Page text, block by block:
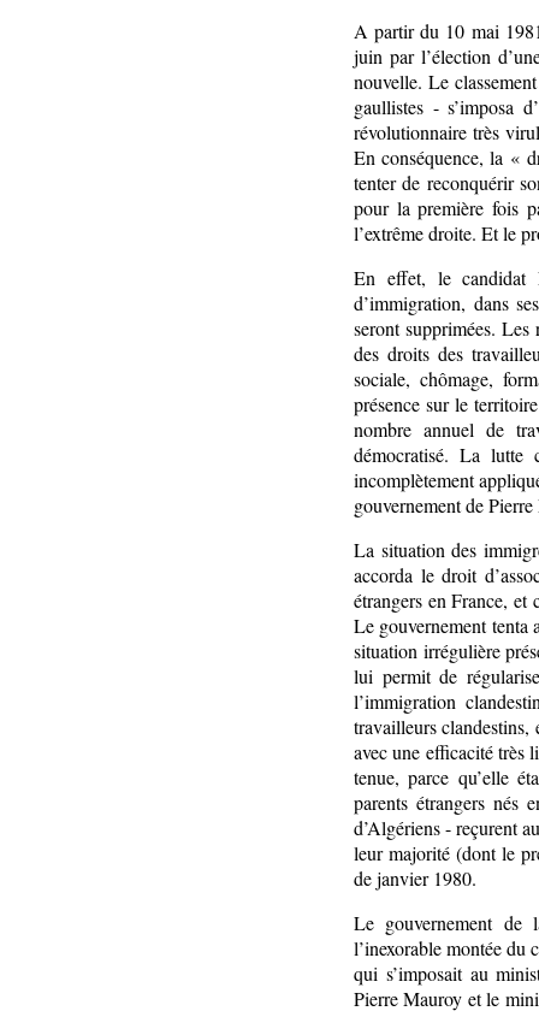
A partir du 10 mai
juin par l’élection
nouvelle. Le
gaullistes - s’imposa
révolutionnaire très
En conséquence, la «
tenter de reconquérir
pour la première fois
l’extrême droite. Et le
En effet, le candidat
d’immigration, dans
seront supprimées.
des droits des
sociale, chômage,
présence sur le
nombre annuel de
démocratisé. La lutte
incomplètement
gouvernement de
La situation des
accorda le droit
étrangers en France,
Le gouvernement tenta
situation irrégulière
lui permit de
l’immigration
travailleurs clandestins,
avec une efficacité très
tenue, parce qu’elle
parents étrangers nés
d’Algériens - reçurent
leur majorité (dont le
de janvier 1980.
Le gouvernement de
l’inexorable montée du
qui s’imposait au
Pierre Mauroy et le